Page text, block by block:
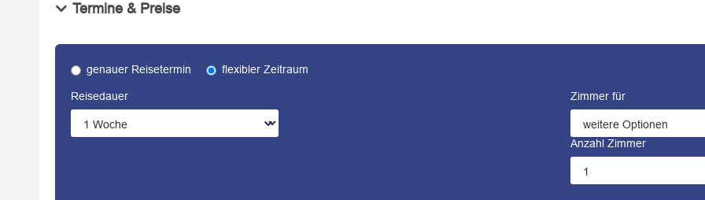
Termine & Preise
genauer Reisetermin flexibler Zeitraum
Reisedauer Zimmer für
Anzahl Zimmer